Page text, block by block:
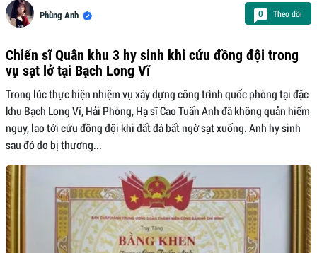
Phùng Anh 0 Theo dõi
Chiến sĩ Quân khu 3 hy sinh khi cứu đồng đội trong
vụ sạt lở tại Bạch Long Vĩ
Trong lúc thực hiện nhiệm vụ xây dựng công trình quốc phòng tại đặc
khu Bạch Long Vĩ, Hải Phòng, Hạ sĩ Cao Tuấn Anh đã không quản hiểm
nguy, lao tới cứu đồng đội khi đất đá bất ngờ sạt xuống. Anh hy sinh
sau đó do bị thương...